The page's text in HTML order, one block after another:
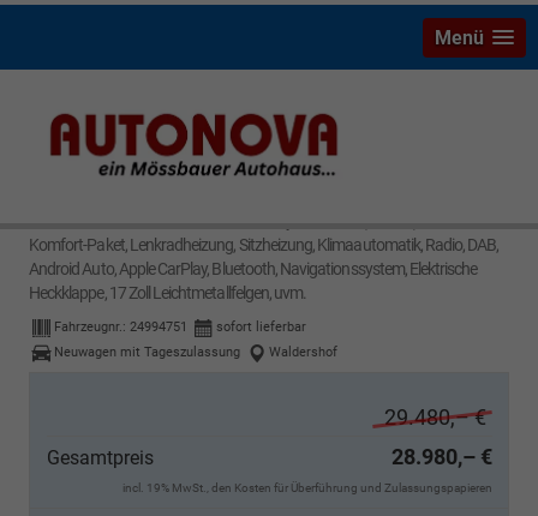
Menü
Komfort-Paket, Lenkradheizung, Sitzheizung, Klimaautomatik, Radio, DAB,
Android Auto, Apple CarPlay, Bluetooth, Navigationssystem, Elektrische
Heckklappe, 17 Zoll Leichtmetallfelgen, uvm.
Fahrzeugnr.: 24994751
sofort lieferbar
Neuwagen mit Tageszulassung
Waldershof
29.480,– €
Gesamtpreis 28.980,– €
incl. 19% MwSt., den Kosten für Überführung und Zulassungspapieren